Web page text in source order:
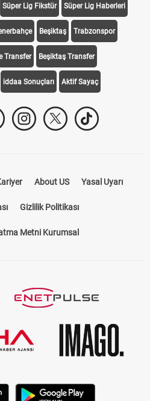
Süper Lig Fikstür Süper Lig Haberleri
Beşiktaş Trabzonspor
Transfer Beşiktaş Transfer
iddaa Sonuçları Aktif Sayaç
About US Yasal Uyarı
Gizlilik Politikası
Metni Kurumsal